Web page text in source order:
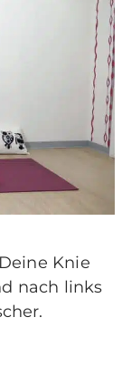
Knie
nach links